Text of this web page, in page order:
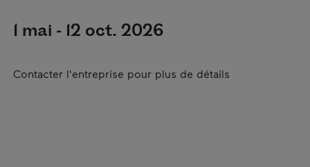
1 mai - 12 oct. 2026
Contacter l'entreprise pour plus de détails